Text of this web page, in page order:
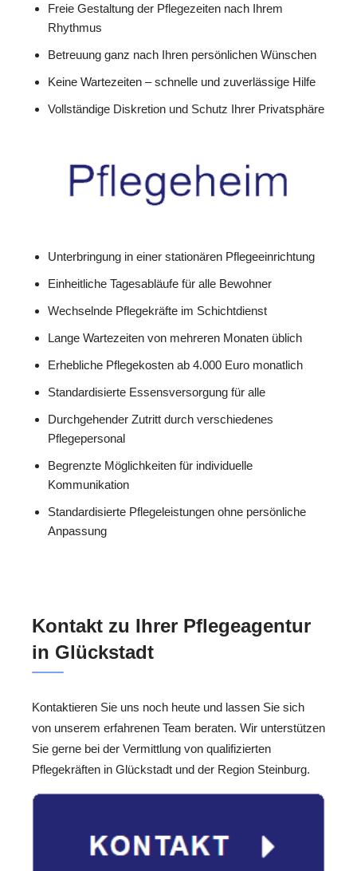
Freie Gestaltung der Pflegezeiten nach Ihrem
Rhythmus
Betreuung ganz nach Ihren persönlichen Wünschen
Keine Wartezeiten – schnelle und zuverlässige Hilfe
Vollständige Diskretion und Schutz Ihrer Privatsphäre
Unterbringung in einer stationären Pflegeeinrichtung
Einheitliche Tagesabläufe für alle Bewohner
Wechselnde Pflegekräfte im Schichtdienst
Lange Wartezeiten von mehreren Monaten üblich
Erhebliche Pflegekosten ab 4.000 Euro monatlich
Standardisierte Essensversorgung für alle
Durchgehender Zutritt durch verschiedenes
Pflegepersonal
Begrenzte Möglichkeiten für individuelle
Kommunikation
Standardisierte Pflegeleistungen ohne persönliche
Anpassung
Kontakt zu Ihrer Pflegeagentur
in Glückstadt
Kontaktieren Sie uns noch heute und lassen Sie sich
von unserem erfahrenen Team beraten. Wir unterstützen
Sie gerne bei der Vermittlung von qualifizierten
Pflegekräften in Glückstadt und der Region Steinburg.